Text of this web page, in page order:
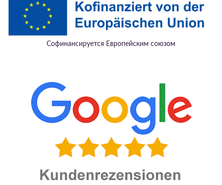
Софинансируется Европейским союзом